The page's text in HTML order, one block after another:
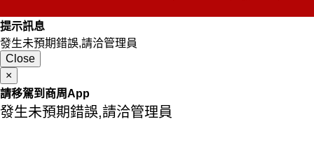
提示訊息
發生未預期錯誤,請洽管理員
Close
×
請移駕到商周App
發生未預期錯誤,請洽管理員